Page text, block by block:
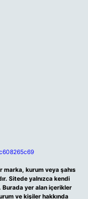
kurum veya şahıs
Sitede yalnızca kendi
Burada yer alan içerikler
ve kişiler hakkında